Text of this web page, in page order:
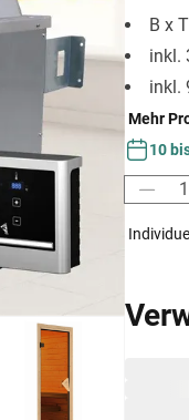
B x
inkl.
inkl.
Mehr
10